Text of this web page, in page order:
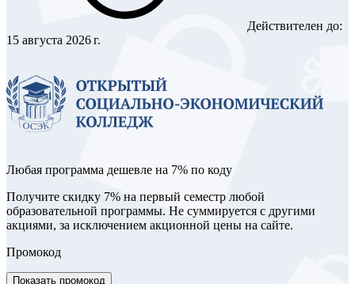
Действителен до:
15 августа 2026 г.
Любая программа дешевле на 7% по коду
Получите скидку 7% на первый семестр любой
образовательной программы. Не суммируется с другими
акциями, за исключением акционной цены на сайте.
Промокод
Показать промокод